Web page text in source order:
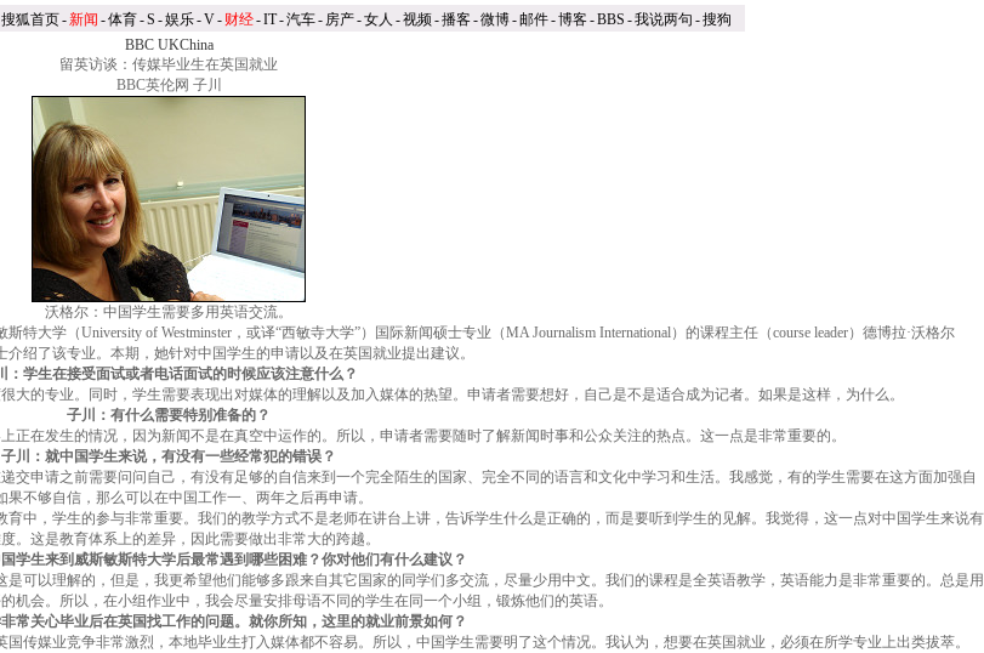
搜狐首页-新闻 -体育-S -娱乐-V- 财经-IT-汽车- 房产-女人 -视频-播客-微博-邮件-博客-BBS -我说两句 -搜狗
BBC UKChina
留英访谈：传媒毕业生在英国就业
BBC英伦网 子川
沃格尔：中国学生需要多用英语交流。
学（University of Westminster，或译“西敏寺大学”）国际新闻硕士专业（MA Journalism International）的课程主任（course leader）德博拉·沃格尔
士介绍了该专业。本期，她针对中国学生的申请以及在英国就业提出建议。
：学生在接受面试或者电话面试的时候应该注意什么？
的专业。同时，学生需要表现出对媒体的理解以及加入媒体的热望。申请者需要想好，自己是不是适合成为记者。如果是这样，为什么。
子川：有什么需要特别准备的？
在发生的情况，因为新闻不是在真空中运作的。所以，申请者需要随时了解新闻时事和公众关注的热点。这一点是非常重要的。
子川：就中国学生来说，有没有一些经常犯的错误？
申请之前需要问问自己，有没有足够的自信来到一个完全陌生的国家、完全不同的语言和文化中学习和生活。我感觉，有的学生需要在这方面加强自
果不够自信，那么可以在中国工作一、两年之后再申请。
中，学生的参与非常重要。我们的教学方式不是老师在讲台上讲，告诉学生什么是正确的，而是要听到学生的见解。我觉得，这一点对中国学生来说有
。这是教育体系上的差异，因此需要做出非常大的跨越。
学生来到威斯敏斯特大学后最常遇到哪些困难？你对他们有什么建议？
可以理解的，但是，我更希望他们能够多跟来自其它国家的同学们多交流，尽量少用中文。我们的课程是全英语教学，英语能力是非常重要的。总是用
机会。所以，在小组作业中，我会尽量安排母语不同的学生在同一个小组，锻炼他们的英语。
常关心毕业后在英国找工作的问题。就你所知，这里的就业前景如何？
传媒业竞争非常激烈，本地毕业生打入媒体都不容易。所以，中国学生需要明了这个情况。我认为，想要在英国就业，必须在所学专业上出类拔萃。